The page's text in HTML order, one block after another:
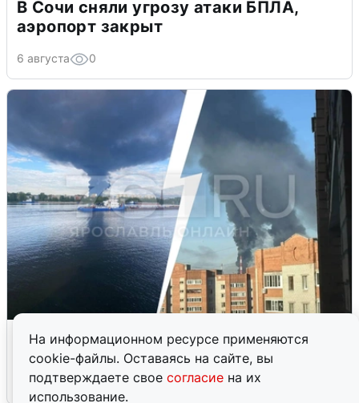
На информационном ресурсе применяются
cookie-файлы. Оставаясь на сайте, вы
подтверждаете свое согласие на их
использование.
В Сочи сняли угрозу атаки БПЛА,
аэропорт закрыт
6 августа 0
Ночная атака БПЛА на Ярославль:
попадания и последствия
6 августа 0